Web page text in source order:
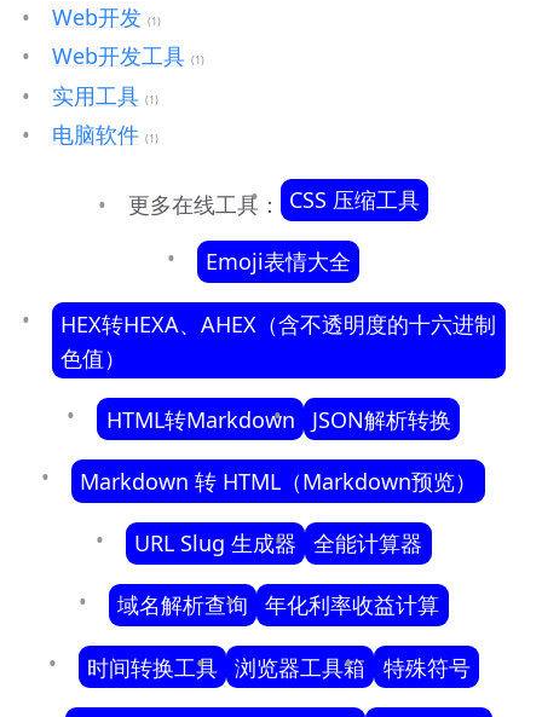
Web开发 (1)
Web开发工具 (1)
实用工具 (1)
电脑软件 (1)
更多在线工具： CSS 压缩工具
Emoji表情大全
HEX转HEXA、AHEX（含不透明度的十六进制
色值）
HTML转Markdown JSON解析转换
Markdown 转 HTML（Markdown预览）
URL Slug 生成器 全能计算器
域名解析查询 年化利率收益计算
时间转换工具 浏览器工具箱 特殊符号